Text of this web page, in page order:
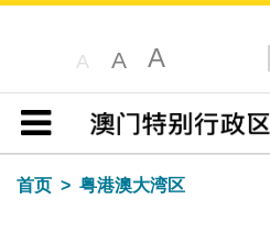
A A A
目录
首页
粤港澳大湾区